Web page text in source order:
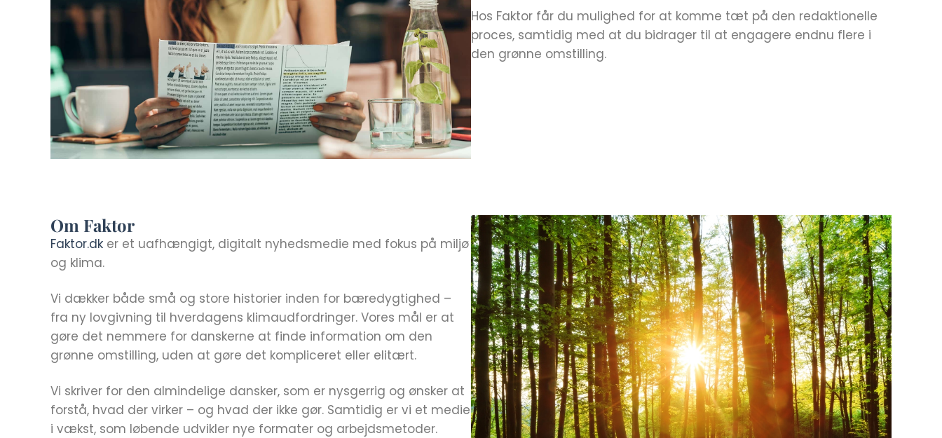
Hos Faktor får du mulighed for at komme tæt på den redaktionelle
proces, samtidig med at du bidrager til at engagere endnu flere i
den grønne omstilling.
Om Faktor
Faktor.dk er et uafhængigt, digitalt nyhedsmedie med fokus på miljø
og klima.
Vi dækker både små og store historier inden for bæredygtighed –
fra ny lovgivning til hverdagens klimaudfordringer. Vores mål er at
gøre det nemmere for danskerne at finde information om den
grønne omstilling, uden at gøre det kompliceret eller elitært.
Vi skriver for den almindelige dansker, som er nysgerrig og ønsker at
forstå, hvad der virker – og hvad der ikke gør. Samtidig er vi et medie
i vækst, som løbende udvikler nye formater og arbejdsmetoder.